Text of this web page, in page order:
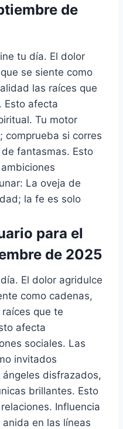
de
tu día. El dolor
se siente como
las raíces que
Esto afecta
Tu motor
comprueba si corres
fantasmas. Esto
La oveja de
la fe es solo
para el
de 2025
El dolor agridulce
como cadenas,
que te
afecta
sociales. Las
invitados
disfrazados,
brillantes. Esto
Influencia
en las líneas